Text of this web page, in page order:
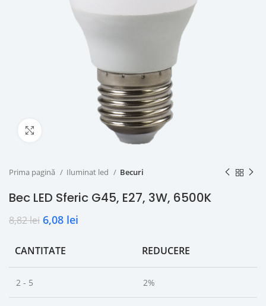
Prima pagină Iluminat led Becuri
Bec LED Sferic G45, E27, 3W, 6500K
8,82lei 6,08 lei
CANTITATE REDUCERE
2 - 5 2%